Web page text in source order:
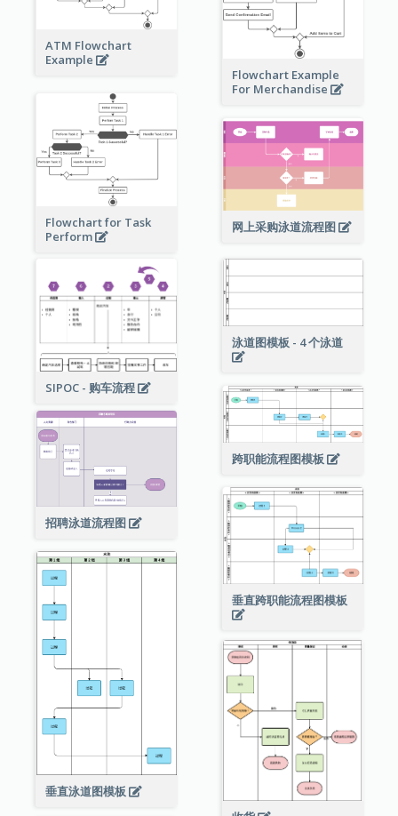
ATM Flowchart
Example
Flowchart Example
For Merchandise
Flowchart for Task
Perform
网上采购泳道流程图
SIPOC - 购车流程
泳道图模板 - 4 个泳道
跨职能流程图模板
招聘泳道流程图
垂直跨职能流程图模板
垂直泳道图模板